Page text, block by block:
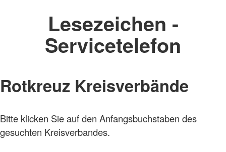
Lesezeichen -
Servicetelefon
Rotkreuz Kreisverbände
Bitte klicken Sie auf den Anfangsbuchstaben des
gesuchten Kreisverbandes.